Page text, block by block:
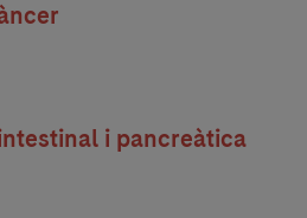
i pancreàtica